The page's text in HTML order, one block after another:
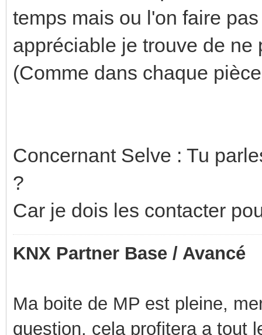
temps mais ou l'on faire
appréciable je trouve de
(Comme dans chaque
Concernant Selve : Tu
?
Car je dois les contacter
KNX Partner Base / Avancé
Ma boite de MP est pleine,
question, cela profitera a tout